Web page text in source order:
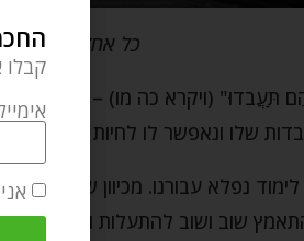
כל אחד מאיתנו
תַּעֲבֹדוּ" (ויקרא כה מו) – מצווה
שלו ונאפשר לו לחיות בחירות
נפלא עבורנו. מכיוון שאנו כה
שוב ושוב להתעלות
קבלו